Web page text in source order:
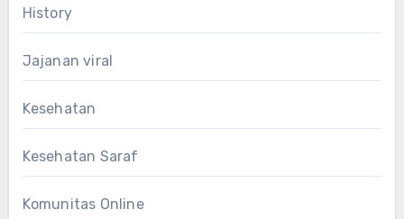
History
Jajanan viral
Kesehatan
Kesehatan Saraf
Komunitas Online